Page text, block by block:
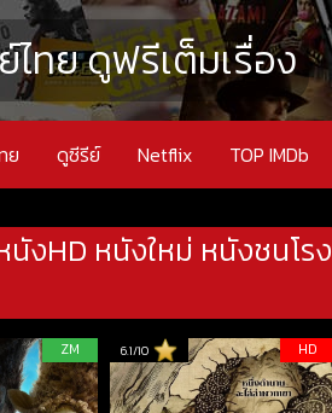
ทย ดูฟรีเต็มเรื่อง
ย ดูซีรีย์ Netflix TOP IMDb
งHD หนังใหม่ หนังชนโรง
ZM 6.1/10 HD